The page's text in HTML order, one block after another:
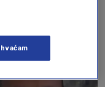
uključujući